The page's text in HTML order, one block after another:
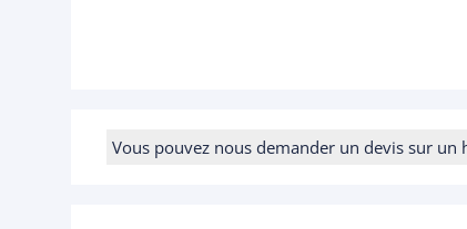
Vous pouvez nous demander un devis sur un